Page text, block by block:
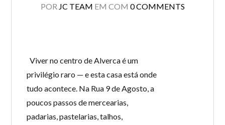
POR JC TEAM EM COM 0 COMMENTS
Viver no centro de Alverca é um
privilégio raro — e esta casa está onde
tudo acontece. Na Rua 9 de Agosto, a
poucos passos de mercearias,
padarias, pastelarias, talhos,